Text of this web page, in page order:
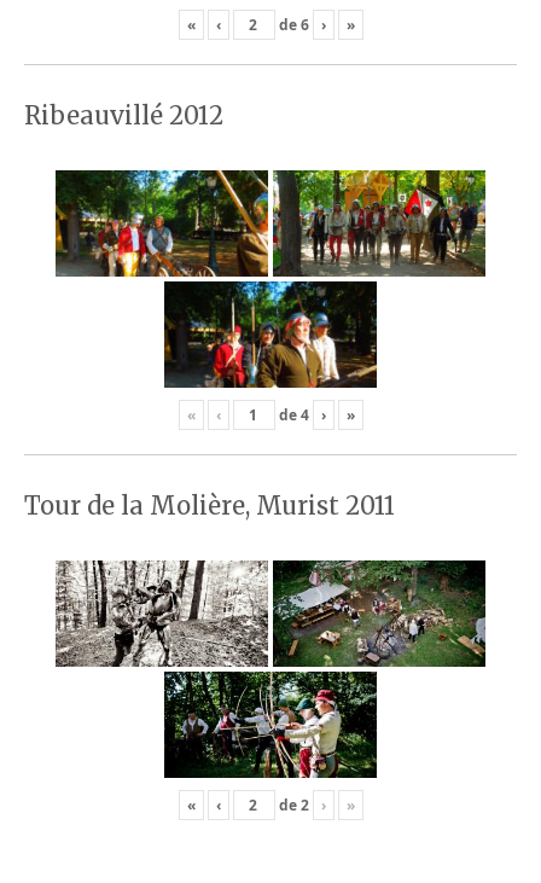
« ‹ de6 › »
Ribeauvillé 2012
« ‹ de4 › »
Tour de la Molière, Murist 2011
« ‹ de2 › »